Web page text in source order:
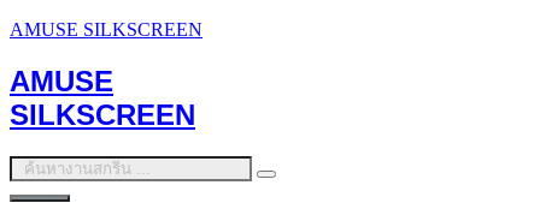
AMUSE SILKSCREEN
AMUSE
SILKSCREEN